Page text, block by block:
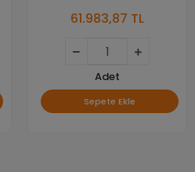
61.983,87 TL
Adet
Sepete Ekle